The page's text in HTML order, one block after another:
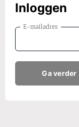
Inloggen
E-mailadres
Ga verder